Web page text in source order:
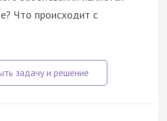
Что происходит с